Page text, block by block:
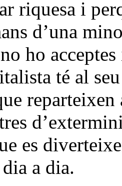
riquesa i
d’una
ho
té al
es
a dia.